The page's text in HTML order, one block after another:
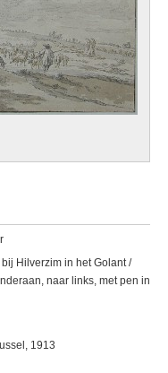
Hilverzim in het Golant /
naar links, met pen in
1913